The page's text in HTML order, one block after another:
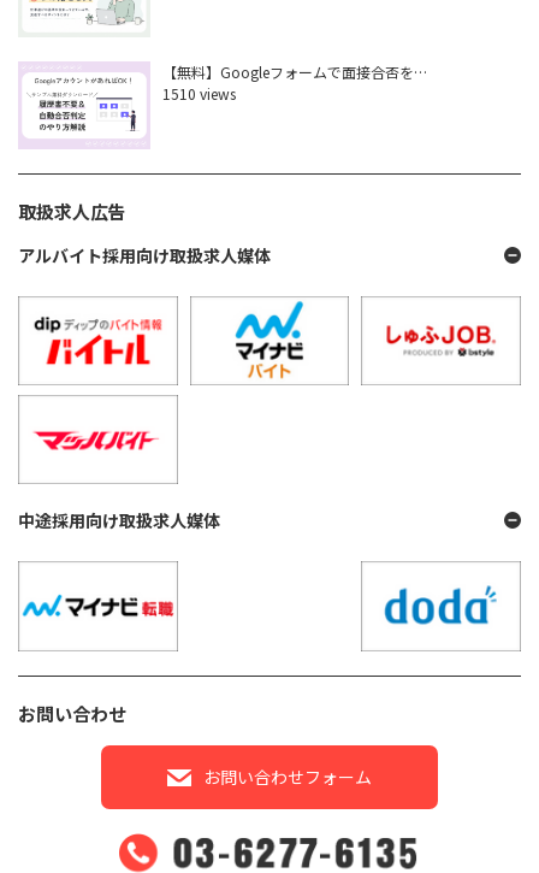
【無料】Googleフォームで面接合否を…
1510 views
取扱求人広告
アルバイト採用向け取扱求人媒体
中途採用向け取扱求人媒体
お問い合わせ
お問い合わせフォーム